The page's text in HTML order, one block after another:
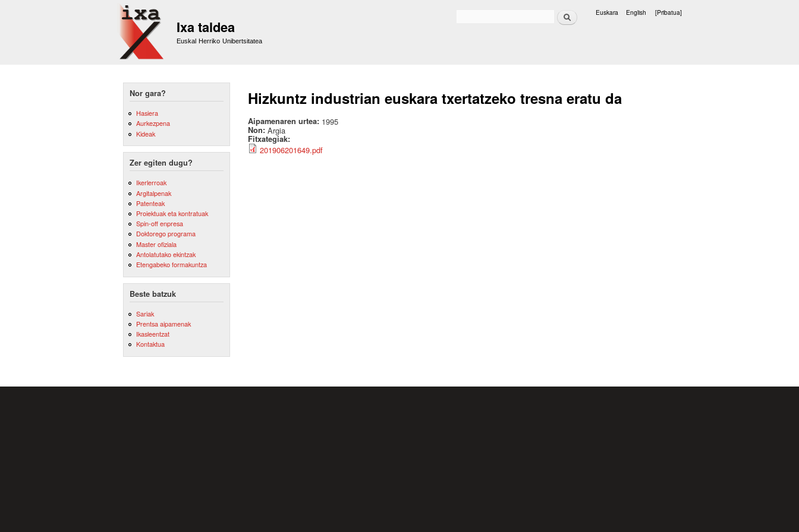
Ixa taldea
Euskal Herriko Unibertsitatea
Bilatu Euskara English [Pribatua]
Nor gara?
Hasiera
Aurkezpena
Kideak
Zer egiten dugu?
Ikerlerroak
Argitalpenak
Patenteak
Proiektuak eta kontratuak
Spin-off enpresa
Doktorego programa
Master ofiziala
Antolatutako ekintzak
Etengabeko formakuntza
Beste batzuk
Sariak
Prentsa aipamenak
Ikasleentzat
Kontaktua
Hizkuntz industrian euskara txertatzeko tresna eratu da
Aipamenaren urtea: 1995
Non: Argia
Fitxategiak:
201906201649.pdf